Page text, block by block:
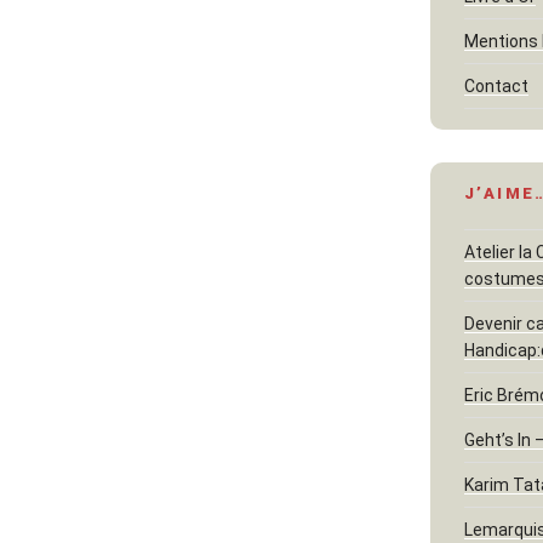
Mentions
Contact
Atelier la
Devenir
Eric
Geht’s In
Karim